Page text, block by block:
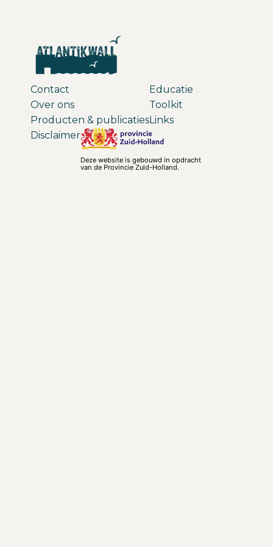
Contact
Over ons
Producten & publicaties
Educatie
Toolkit
Links
Disclaimer
Deze website is gebouwd in opdracht
van de Provincie Zuid-Holland.